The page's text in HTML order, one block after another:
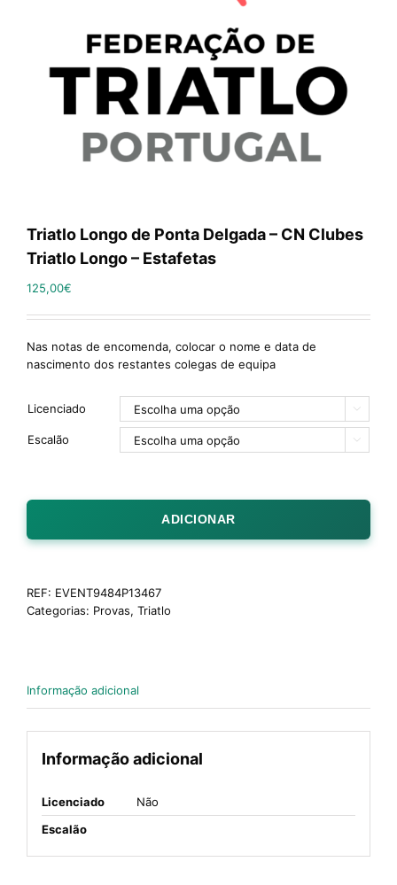
Triatlo Longo de Ponta Delgada – CN Clubes
Triatlo Longo – Estafetas
125,00€
Nas notas de encomenda, colocar o nome e data de
nascimento dos restantes colegas de equipa
Licenciado 
Escalão 
ADICIONAR
REF: EVENT9484P13467
Categorias: Provas, Triatlo
Informação adicional
Informação adicional
Licenciado
Não
Escalão